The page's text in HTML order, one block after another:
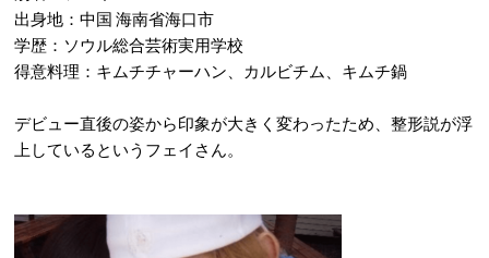
出身地：中国 海南省海口市
学歴：ソウル総合芸術実用学校
得意料理：キムチチャーハン、カルビチム、キムチ鍋
デビュー直後の姿から印象が大きく変わったため、整形説が浮
上しているというフェイさん。